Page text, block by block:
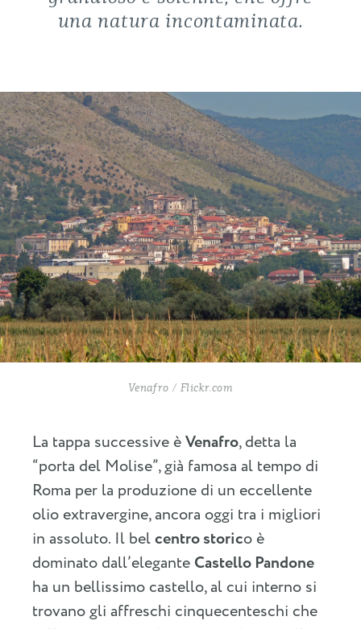
una natura incontaminata.
Venafro / Flickr.com
La tappa successive èVenafro, detta la
“porta del Molise”, già famosa al tempo di
Roma per la produzione di un eccellente
olio extravergine, ancora oggi tra i migliori
in assoluto. Il belcentro storico è
dominato dall’elegante Castello Pandone
ha un bellissimo castello, al cui interno si
trovano gli affreschi cinquecenteschi che